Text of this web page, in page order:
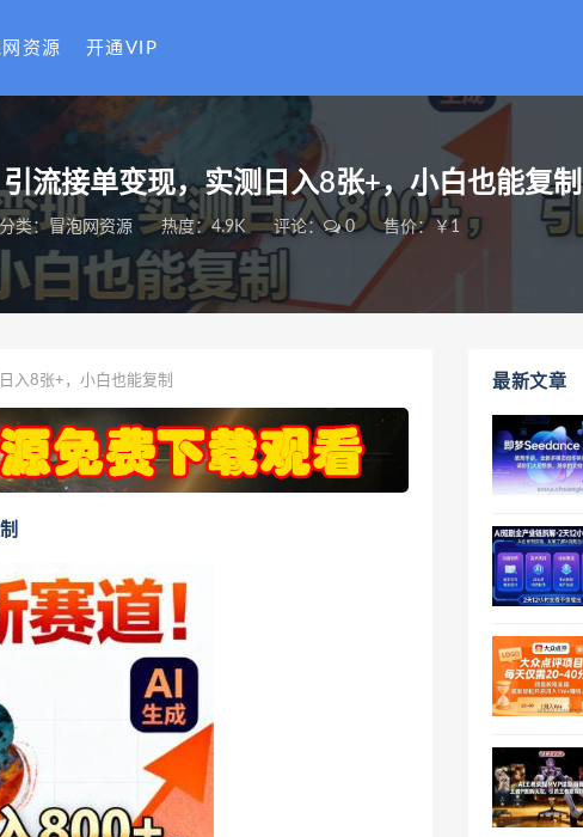
资源 开通VIP
流接单变现，实测日入8张+，小白也能复制
分类：冒泡网资源 热度：4.9K 评论： 0 售价：￥1
入8张+，小白也能复制 最新文章